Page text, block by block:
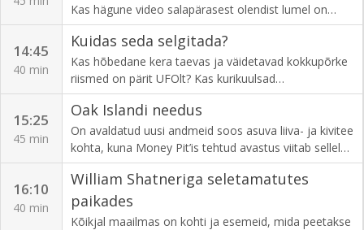
ootamatust kohast leitud väärisasjad.
Kas hägune video salapärasest olendist lumel on
parim filmimaterjal lumeinimesest? Kas Las Vegase
perekond puutus oma tagahoovis lähedalt kokku
kolmemeetriste tulnukatega?
14:45
40 min
Kuidas seda selgitada?
Kas hõbedane kera taevas ja väidetavad kokkupõrke
riismed on pärit UFOlt? Kas kurikuulsad
luureorganisatsioonide ülesvõtted UFOdest ja
tulnukatest on ehtsad? Ja kes on see kummaline
olend, kes Venemaal randa uhuti?
15:25
45 min
Oak Islandi needus
On avaldatud uusi andmeid soos asuva liiva- ja kivitee
kohta, kuna Money Pit’is tehtud avastus viitab sellele,
et vastused Oak Islandi mõistatusele võivad peituda
üle 3000 km kaugusel.
16:10
40 min
William Shatneriga seletamatutes
paikades
Kõikjal maailmas on kohti ja esemeid, mida peetakse